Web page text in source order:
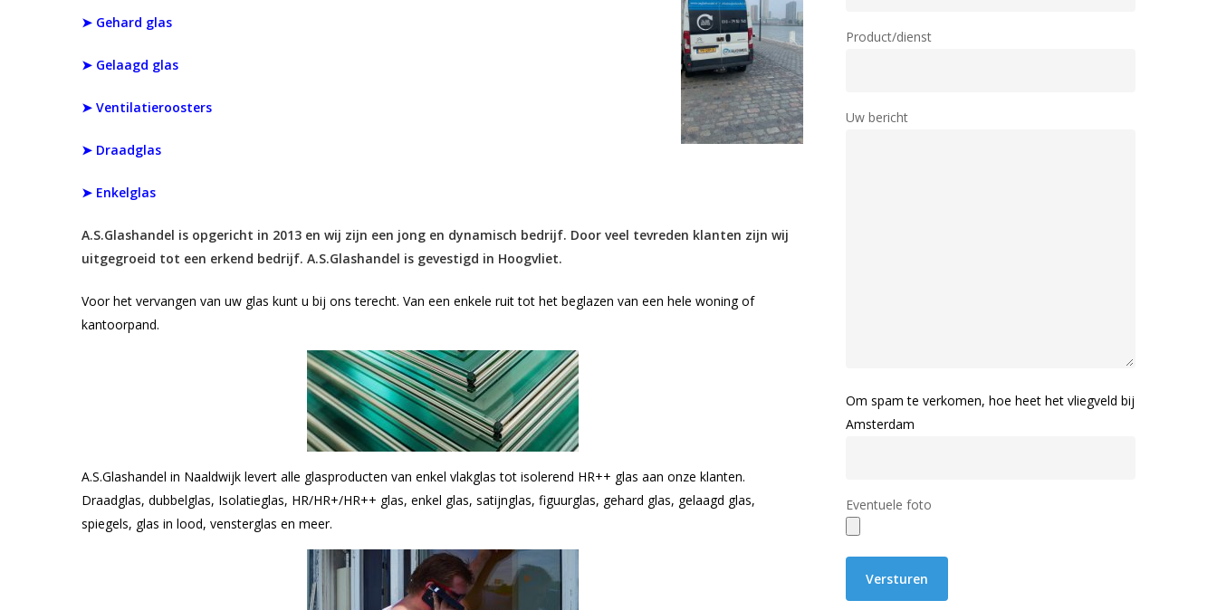
➤ Gehard glas
➤ Gelaagd glas
➤ Ventilatieroosters
➤ Draadglas
➤ Enkelglas
A.S.Glashandel is opgericht in 2013 en wij zijn een jong en dynamisch bedrijf. Door veel tevreden klanten zijn wij
uitgegroeid tot een erkend bedrijf. A.S.Glashandel is gevestigd in Hoogvliet.
Voor het vervangen van uw glas kunt u bij ons terecht. Van een enkele ruit tot het beglazen van een hele woning of
kantoorpand.
A.S.Glashandel in Naaldwijk levert alle glasproducten van enkel vlakglas tot isolerend HR++ glas aan onze klanten.
Draadglas, dubbelglas, Isolatieglas, HR/HR+/HR++ glas, enkel glas, satijnglas, figuurglas, gehard glas, gelaagd glas,
spiegels, glas in lood, vensterglas en meer.
Product/dienst
Uw bericht
Om spam te verkomen, hoe heet het vliegveld bij
Amsterdam
Eventuele foto